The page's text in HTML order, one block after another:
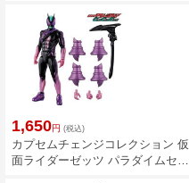
1,650円 (税込)
カプセムチェンジコレクション 仮
面ライダーゼッツ パラダイムセッ